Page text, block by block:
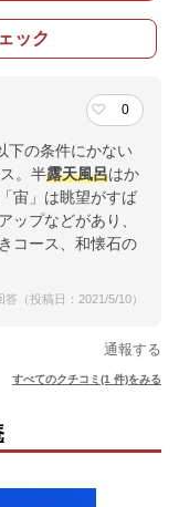
ック
0
下の条件にかない
。半露天風呂はか
宙」は眺望がすば
ップなどがあり、
コース、和懐石の
（投稿日：2021/5/10）
通報する
すべてのクチコミ(1 件)をみる